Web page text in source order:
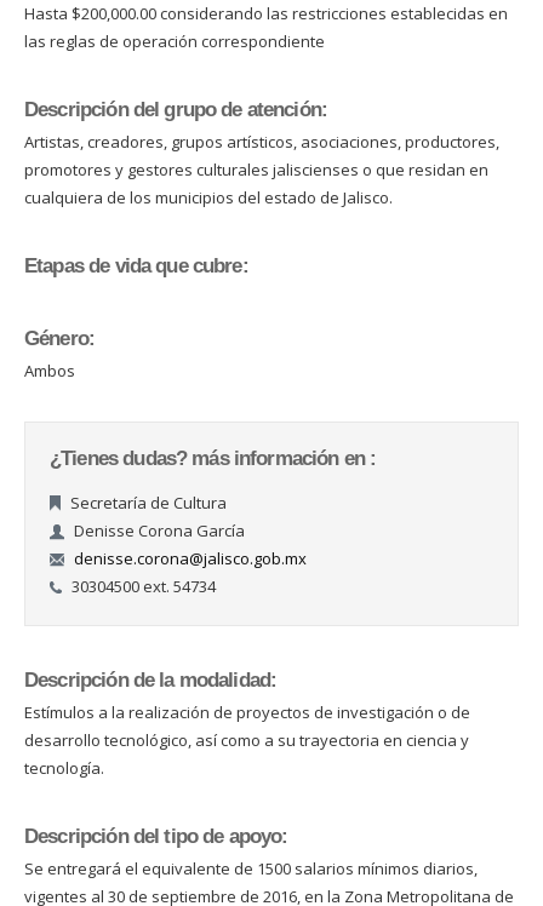
Hasta $200,000.00 considerando las restricciones establecidas en
las reglas de operación correspondiente
Descripción del grupo de atención:
Artistas, creadores, grupos artísticos, asociaciones, productores,
promotores y gestores culturales jaliscienses o que residan en
cualquiera de los municipios del estado de Jalisco.
Etapas de vida que cubre:
Género:
Ambos
¿Tienes dudas? más información en :
Secretaría de Cultura
Denisse Corona García
denisse.corona@jalisco.gob.mx
30304500 ext. 54734
Descripción de la modalidad:
Estímulos a la realización de proyectos de investigación o de
desarrollo tecnológico, así como a su trayectoria en ciencia y
tecnología.
Descripción del tipo de apoyo:
Se entregará el equivalente de 1500 salarios mínimos diarios,
vigentes al 30 de septiembre de 2016, en la Zona Metropolitana de